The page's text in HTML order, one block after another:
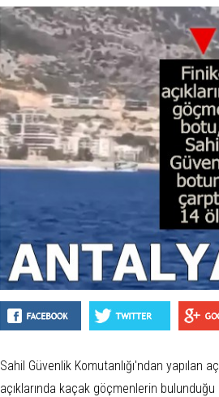
Sahil Güvenlik Komutanlığı'ndan yapılan
açıklarında kaçak göçmenlerin